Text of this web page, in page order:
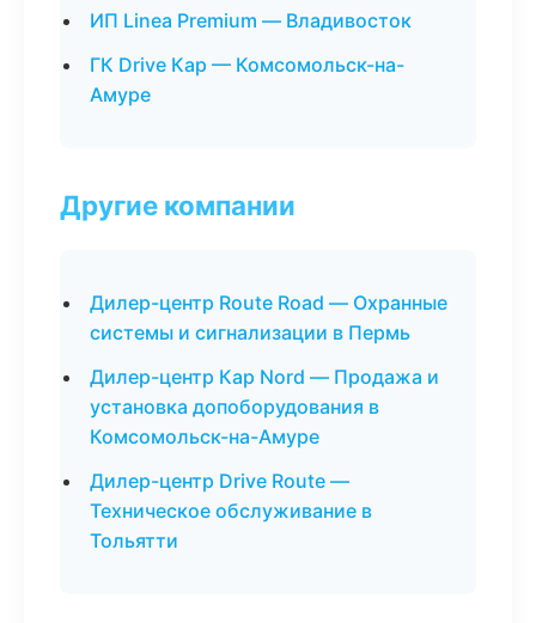
ИП Linea Premium — Владивосток
ГК Drive Кар — Комсомольск-на-
Амуре
Другие компании
Дилер-центр Route Road — Охранные
системы и сигнализации в Пермь
Дилер-центр Кар Nord — Продажа и
установка допоборудования в
Комсомольск-на-Амуре
Дилер-центр Drive Route —
Техническое обслуживание в
Тольятти